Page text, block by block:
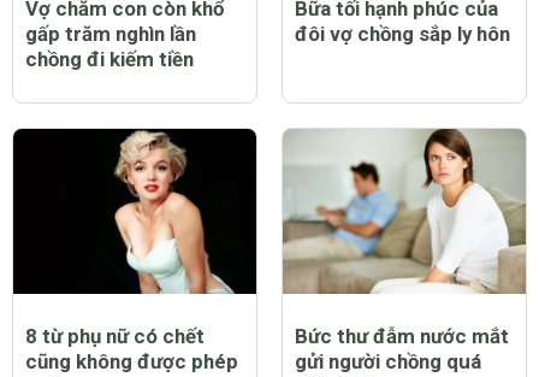
Vợ chăm con còn khổ
gấp trăm nghìn lần
chồng đi kiếm tiền
Bữa tối hạnh phúc của
đôi vợ chồng sắp ly hôn